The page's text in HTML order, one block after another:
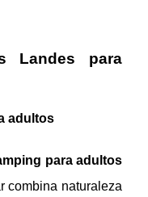
Landes para
adultos
para adultos
combina naturaleza